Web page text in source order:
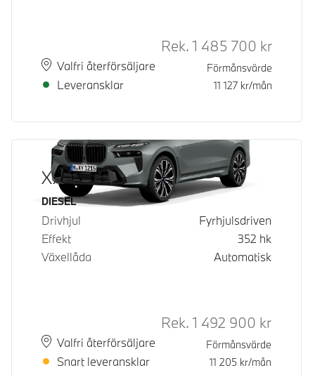
PlatsValfri återförsäljare
Leveranstid
Leveransklar
Rek.
Rek. 1 485 700 kr
Förmånsvärde
11 127 kr/mån
X7 xDrive40d
Bränsle
DIESEL
Drivhjul
Fyrhjulsdriven
Effekt
352 hk
Växellåda
Automatisk
PlatsValfri återförsäljare
Leveranstid
Snart leveransklar
Rek.
Rek. 1 492 900 kr
Förmånsvärde
11 205 kr/mån